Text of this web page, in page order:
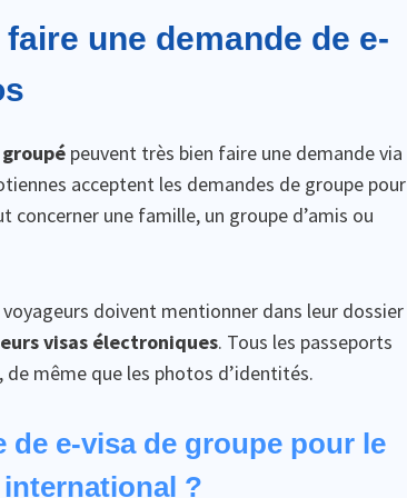
une demande de e-
peuvent très bien faire une demande via
acceptent les demandes de groupe pour
une famille, un groupe d’amis ou
doivent mentionner dans leur dossier
visas électroniques. Tous les passeports
même que les photos d’identités.
de e-visa de groupe pour le
?